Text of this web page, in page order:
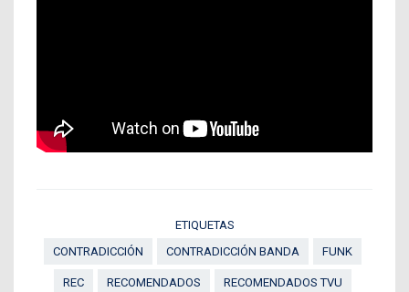
ETIQUETAS
CONTRADICCIÓN
CONTRADICCIÓN BANDA FUNK
REC RECOMENDADOS RECOMENDADOS TVU